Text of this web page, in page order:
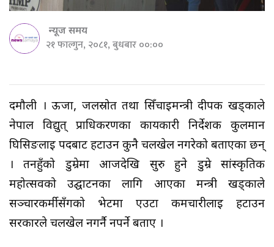
न्यूज समय
२१ फाल्गुन, २०८१, बुधबार ००:००
दमौली । ऊर्जा, जलस्रोत तथा सिँचाइमन्त्री दीपक खड्काले
नेपाल विद्युत् प्राधिकरणका कार्यकारी निर्देशक कुलमान
घिसिङलाई पदबाट हटाउन कुनै चलखेल नगरेको बताएका छन्
। तनहुँको डुम्रेमा आजदेखि सुरु हुने डुम्रे सांस्कृतिक
महोत्सवको उद्घाटनका लागि आएका मन्त्री खड्काले
सञ्चारकर्मीसँगको भेटमा एउटा कर्मचारीलाई हटाउन
सरकारले चलखेल नगर्नै नपर्ने बताए ।